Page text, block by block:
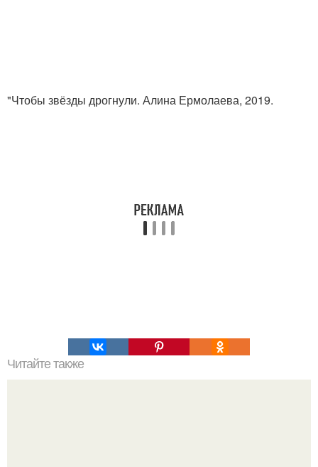
"Чтобы звёзды дрогнули. Алина Ермолаева, 2019.
Читайте также